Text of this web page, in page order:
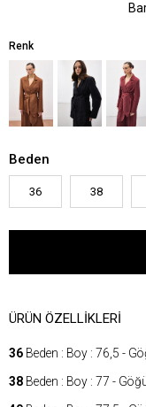
Renk
Beden
36 38
ÜRÜN ÖZELLIKLERI
36 Beden : Boy : 76,5 -
38 Beden : Boy : 77 -